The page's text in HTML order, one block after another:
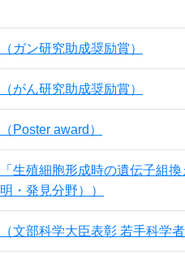
（ガン研究助成奨励賞）
（がん研究助成奨励賞）
（Poster award）
「生殖細胞形成時の遺伝子組
明・発見分野））
（文部科学大臣表彰 若手科学者